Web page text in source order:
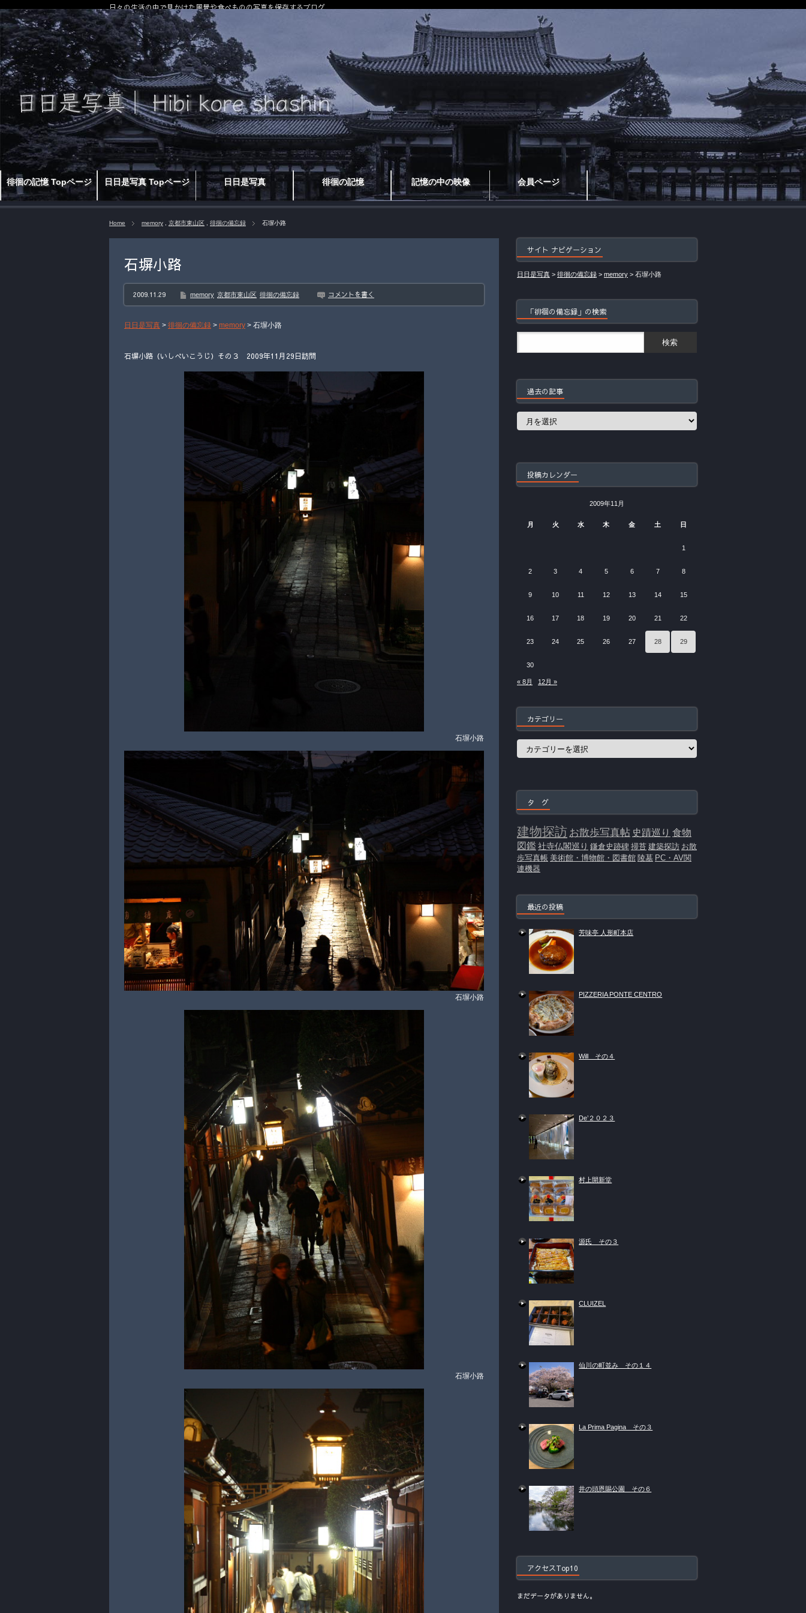
徘徊の記憶 Topページ 日日是写真 Topページ 日日是写真 徘徊の記憶 記憶の中の映像 会員ページ
日々の生活の中で見かけた風景や食べものの写真を保存するブログ
Home memory 京都市東山区 徘徊の備忘録 石塀小路
石塀小路
2009.11.29 memory 京都市東山区 徘徊の備忘録 コメントを書く
日日是写真 > 徘徊の備忘録 > memory > 石塀小路
石塀小路（いしべいこうじ）その３ 2009年11月29日訪問
石塀小路
石塀小路
石塀小路
サイト ナビゲーション
日日是写真 > 徘徊の備忘録 > memory > 石塀小路
「徘徊の備忘録」の検索
過去の記事
過
投稿カレンダー
2009年11月
月 火 水 木 金 土 日
1
2 3 4 5 6 7 8
9 10 11 12 13 14 15
16 17 18 19 20 21 22
23 24 25 26 27 28 29
30
« 8月 12月 »
カテゴリー
カ
タ グ
建物探訪 お散歩写真帖 史蹟巡り 食物
図鑑社寺仏閣巡り 鎌倉史跡碑 掃苔 建築探訪 お散
歩写真帳 美術館・博物館・図書館 陵墓 PC・AV関
連機器
最近の投稿
芳味亭 人形町本店
PIZZERIA PONTE CENTRO
Will その４
De’２０２３
村上開新堂
源氏 その３
CLUIZEL
仙川の町並み その１４
La Prima Pagina その３
井の頭恩賜公園 その６
アクセスTop10
まだデータがありません。